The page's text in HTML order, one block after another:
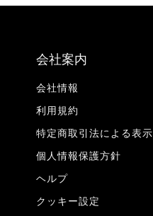
会社案内
会社情報
利用規約
特定商取引法による表示
個人情報保護方針
ヘルプ
クッキー設定